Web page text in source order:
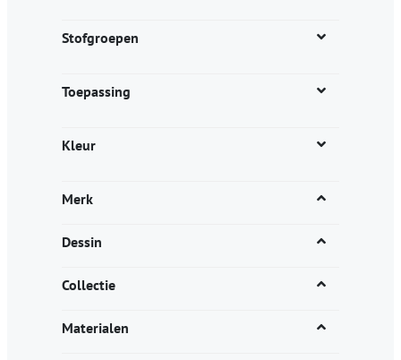
Stofgroepen
Toepassing
Kleur
Merk
Dessin
Collectie
Materialen